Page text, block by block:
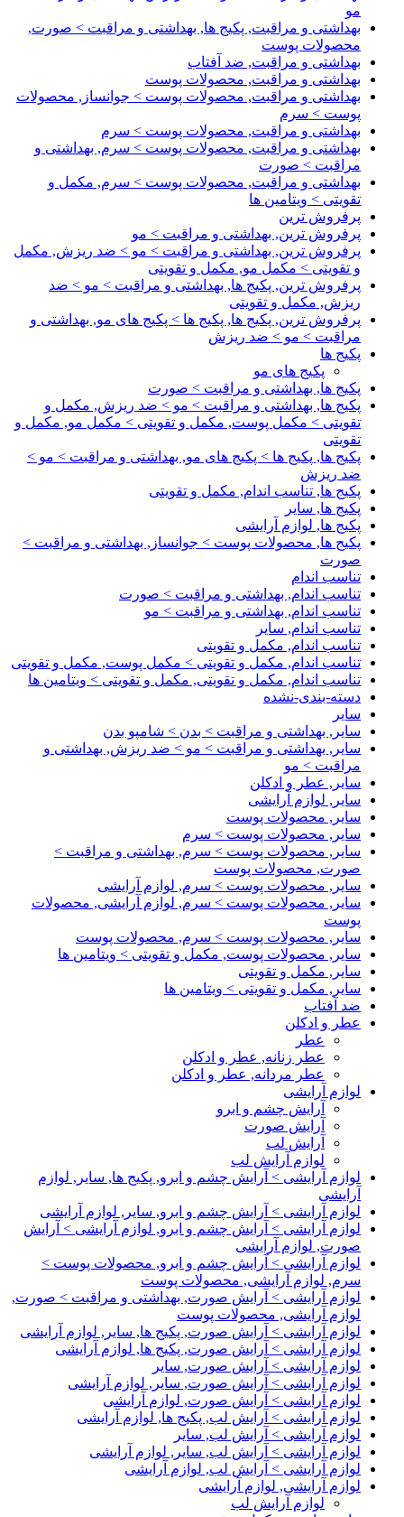
مو
بهداشتی و مراقبت, پکیج ها, بهداشتی و مراقبت > صورت,
محصولات پوست
بهداشتی و مراقبت, ضد آفتاب
بهداشتی و مراقبت, محصولات پوست
بهداشتی و مراقبت, محصولات پوست > جوانساز, محصولات
پوست > سرم
بهداشتی و مراقبت, محصولات پوست > سرم
بهداشتی و مراقبت, محصولات پوست > سرم, بهداشتی و
مراقبت > صورت
بهداشتی و مراقبت, محصولات پوست > سرم, مکمل و
تقویتی > ویتامین ها
پرفروش ترین
پرفروش ترین, بهداشتی و مراقبت > مو
پرفروش ترین, بهداشتی و مراقبت > مو > ضد ریزش, مکمل
و تقویتی > مکمل مو, مکمل و تقویتی
پرفروش ترین, پکیج ها, بهداشتی و مراقبت > مو > ضد
ریزش, مکمل و تقویتی
پرفروش ترین, پکیج ها, پکیج ها > پکیج های مو, بهداشتی و
مراقبت > مو > ضد ریزش
پکیج ها
پکیج های مو
پکیج ها, بهداشتی و مراقبت > صورت
پکیج ها, بهداشتی و مراقبت > مو > ضد ریزش, مکمل و
تقویتی > مکمل پوست, مکمل و تقویتی > مکمل مو, مکمل و
تقویتی
پکیج ها, پکیج ها > پکیج های مو, بهداشتی و مراقبت > مو >
ضد ریزش
پکیج ها, تناسب اندام, مکمل و تقویتی
پکیج ها, سایر
پکیج ها, لوازم آرایشی
پکیج ها, محصولات پوست > جوانساز, بهداشتی و مراقبت >
صورت
تناسب اندام
تناسب اندام, بهداشتی و مراقبت > صورت
تناسب اندام, بهداشتی و مراقبت > مو
تناسب اندام, سایر
تناسب اندام, مکمل و تقویتی
تناسب اندام, مکمل و تقویتی > مکمل پوست, مکمل و تقویتی
تناسب اندام, مکمل و تقویتی, مکمل و تقویتی > ویتامین ها
دسته-بندی-نشده
سایر
سایر, بهداشتی و مراقبت > بدن > شامپو بدن
سایر, بهداشتی و مراقبت > مو > ضد ریزش, بهداشتی و
مراقبت > مو
سایر, عطر و ادکلن
سایر, لوازم آرایشی
سایر, محصولات پوست
سایر, محصولات پوست > سرم
سایر, محصولات پوست > سرم, بهداشتی و مراقبت >
صورت, محصولات پوست
سایر, محصولات پوست > سرم, لوازم آرایشی
سایر, محصولات پوست > سرم, لوازم آرایشی, محصولات
پوست
سایر, محصولات پوست > سرم, محصولات پوست
سایر, محصولات پوست, مکمل و تقویتی > ویتامین ها
سایر, مکمل و تقویتی
سایر, مکمل و تقویتی > ویتامین ها
ضد آفتاب
عطر و ادکلن
عطر
عطر زنانه, عطر و ادکلن
عطر مردانه, عطر و ادکلن
لوازم آرایشی
آرایش چشم و ابرو
آرایش صورت
آرایش لب
لوازم آرایش لب
لوازم آرایشی > آرایش چشم و ابرو, پکیج ها, سایر, لوازم
آرایشی
لوازم آرایشی > آرایش چشم و ابرو, سایر, لوازم آرایشی
لوازم آرایشی > آرایش چشم و ابرو, لوازم آرایشی > آرایش
صورت, لوازم آرایشی
لوازم آرایشی > آرایش چشم و ابرو, محصولات پوست >
سرم, لوازم آرایشی, محصولات پوست
لوازم آرایشی > آرایش صورت, بهداشتی و مراقبت > صورت,
لوازم آرایشی, محصولات پوست
لوازم آرایشی > آرایش صورت, پکیج ها, سایر, لوازم آرایشی
لوازم آرایشی > آرایش صورت, پکیج ها, لوازم آرایشی
لوازم آرایشی > آرایش صورت, سایر
لوازم آرایشی > آرایش صورت, سایر, لوازم آرایشی
لوازم آرایشی > آرایش صورت, لوازم آرایشی
لوازم آرایشی > آرایش لب, پکیج ها, لوازم آرایشی
لوازم آرایشی > آرایش لب, سایر
لوازم آرایشی > آرایش لب, سایر, لوازم آرایشی
لوازم آرایشی > آرایش لب, لوازم آرایشی
لوازم آرایشی, لوازم آرایشی
لوازم آرایش لب